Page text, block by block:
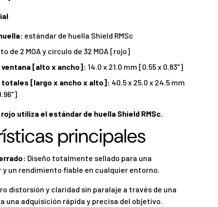
estándar de huella Shield RMSc
de 2 MOA y círculo de 32 MOA [rojo]
ventana [alto x ancho]: 14.0 x 21.0 mm [0.55 x 0.83"]
totales [largo x ancho x alto]: 40.5 x 25.0 x 24.5 mm
utiliza el estándar de huella Shield RMSc.
principales
Diseño totalmente sellado para una
un rendimiento fiable en cualquier entorno.
distorsión y claridad sin paralaje a través de una
una adquisición rápida y precisa del objetivo.